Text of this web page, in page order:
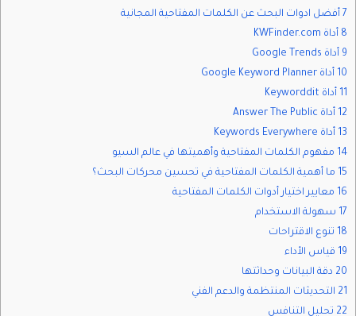
7 أفضل ادوات البحث عن الكلمات المفتاحية المجانية
8 أداة KWFinder.com
9 أداة Google Trends
10 أداة Google Keyword Planner
11 أداة Keyworddit
12 أداة Answer The Public
13 أداة Keywords Everywhere
14 مفهوم الكلمات المفتاحية وأهميتها في عالم السيو
15 ما أهمية الكلمات المفتاحية في تحسين محركات البحث؟
16 معايير اختيار أدوات الكلمات المفتاحية
17 سهولة الاستخدام
18 تنوع الاقتراحات
19 قياس الأداء
20 دقة البيانات وحداثتها
21 التحديثات المنتظمة والدعم الفني
22 تحليل التنافس